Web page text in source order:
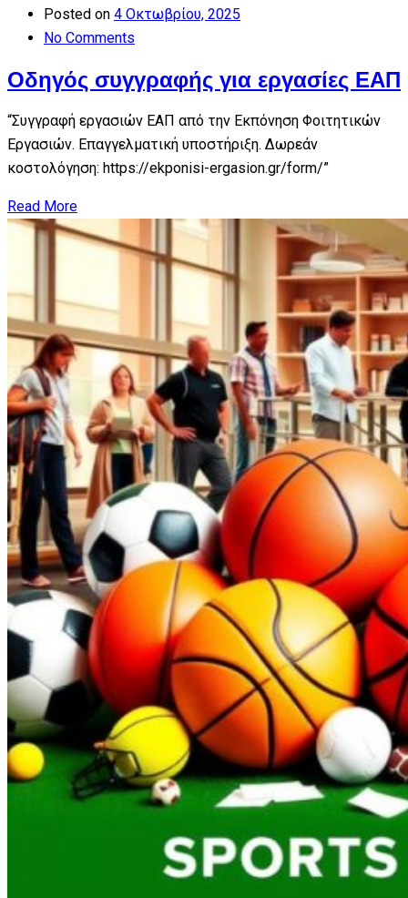
Posted on 4 Οκτωβρίου, 2025
No Comments
Οδηγός συγγραφής για εργασίες ΕΑΠ
“Συγγραφή εργασιών ΕΑΠ από την Εκπόνηση Φοιτητικών
Εργασιών. Επαγγελματική υποστήριξη. Δωρεάν
κοστολόγηση: https://ekponisi-ergasion.gr/form/”
Read More